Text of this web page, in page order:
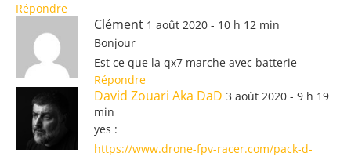
Répondre
Clément 1 août 2020 - 10 h 12 min
Bonjour
Est ce que la qx7 marche avec batterie
Répondre
David Zouari Aka DaD 3 août 2020 - 9 h 19
min
yes :
https://www.drone-fpv-racer.com/pack-d-